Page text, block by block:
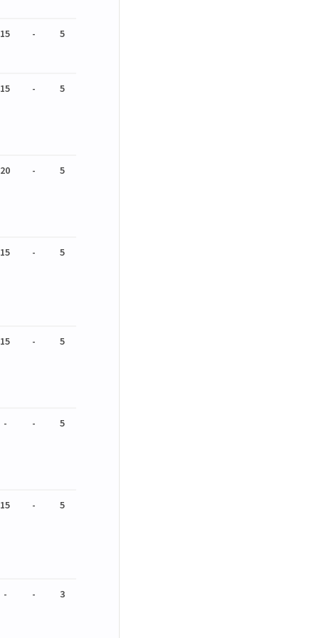
15 - 5
15 - 5
20 - 5
15 - 5
15 - 5
- - 5
15 - 5
- - 3